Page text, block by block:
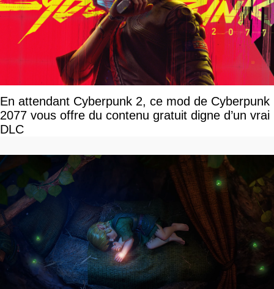
En attendant Cyberpunk 2, ce mod de Cyberpunk
2077 vous offre du contenu gratuit digne d’un vrai
DLC